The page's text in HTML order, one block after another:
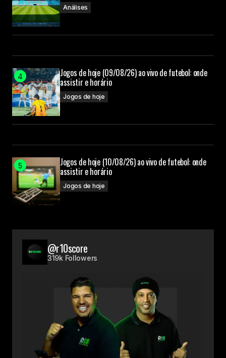
Análises
Jogos de hoje (09/08/26) ao vivo de futebol: onde
assistir e horário
Jogos de hoje
Jogos de hoje (10/08/26) ao vivo de futebol: onde
assistir e horário
Jogos de hoje
@r10score
319k Followers